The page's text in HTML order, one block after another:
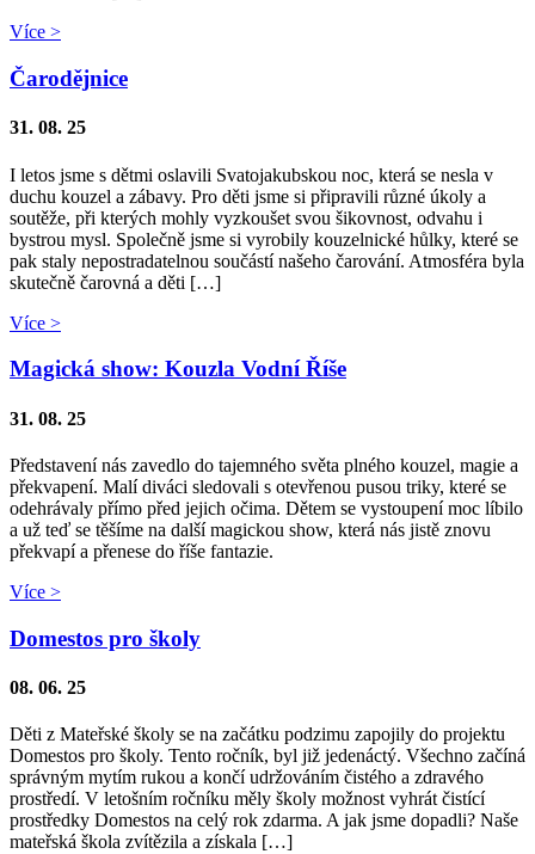
Více >
Čarodějnice
31. 08. 25
I letos jsme s dětmi oslavili Svatojakubskou noc, která se nesla v
duchu kouzel a zábavy. Pro děti jsme si připravili různé úkoly a
soutěže, při kterých mohly vyzkoušet svou šikovnost, odvahu i
bystrou mysl. Společně jsme si vyrobily kouzelnické hůlky, které se
pak staly nepostradatelnou součástí našeho čarování. Atmosféra byla
skutečně čarovná a děti […]
Více >
Magická show: Kouzla Vodní Říše
31. 08. 25
Představení nás zavedlo do tajemného světa plného kouzel, magie a
překvapení. Malí diváci sledovali s otevřenou pusou triky, které se
odehrávaly přímo před jejich očima. Dětem se vystoupení moc líbilo
a už teď se těšíme na další magickou show, která nás jistě znovu
překvapí a přenese do říše fantazie.
Více >
Domestos pro školy
08. 06. 25
Děti z Mateřské školy se na začátku podzimu zapojily do projektu
Domestos pro školy. Tento ročník, byl již jedenáctý. Všechno začíná
správným mytím rukou a končí udržováním čistého a zdravého
prostředí. V letošním ročníku měly školy možnost vyhrát čistící
prostředky Domestos na celý rok zdarma. A jak jsme dopadli? Naše
mateřská škola zvítězila a získala […]